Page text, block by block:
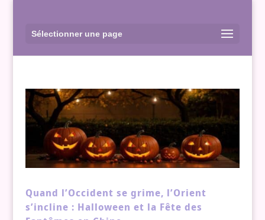
Sélectionner une page
Quand l’Occident se grime, l’Orient
s’incline : Halloween et la Fête des